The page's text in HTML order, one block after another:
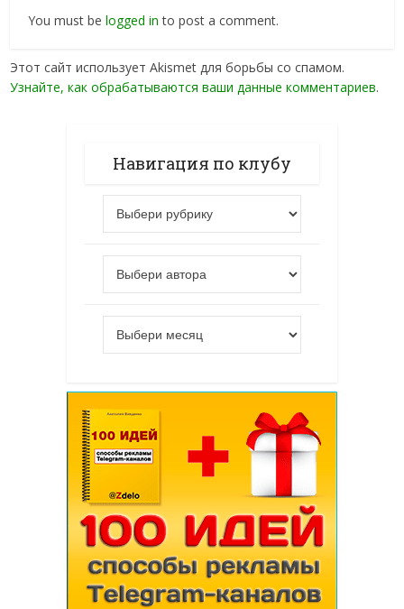
You must belogged in to post a comment.
Этот сайт использует Akismet для борьбы со спамом.
Узнайте, как обрабатываются ваши данные комментариев.
Навигация по клубу